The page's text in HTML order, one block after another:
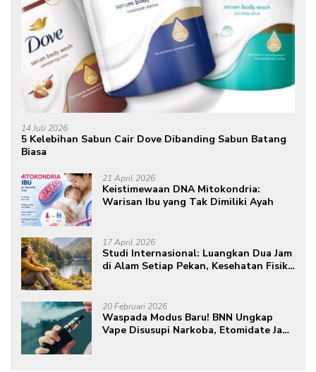
14 Juli 2026
5 Kelebihan Sabun Cair Dove Dibanding Sabun Batang
Biasa
21 April 2026
Keistimewaan DNA Mitokondria:
Warisan Ibu yang Tak Dimiliki Ayah
17 April 2026
Studi Internasional: Luangkan Dua Jam
di Alam Setiap Pekan, Kesehatan Fisik
20 Februari 2026
Waspada Modus Baru! BNN Ungkap
Vape Disusupi Narkoba, Etomidate Jadi